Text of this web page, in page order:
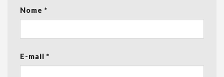
Nome *
E-mail *